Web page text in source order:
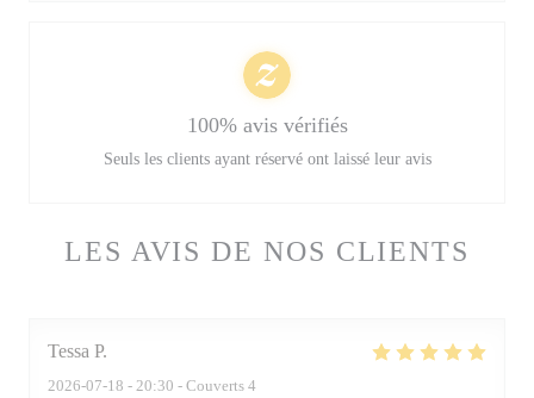
LES AVIS DE NOS CLIENTS
Tessa P
2026-07-18 - 20:30 - Couverts 4
100% avis vérifiés
Seuls les clients ayant réservé ont laissé leur avis